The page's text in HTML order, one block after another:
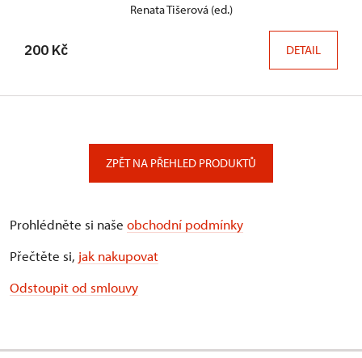
Renata Tišerová (ed.)
200 Kč DETAIL
ZPĚT NA PŘEHLED PRODUKTŮ
Prohlédněte si naše obchodní podmínky
Přečtěte si, jak nakupovat
Odstoupit od smlouvy